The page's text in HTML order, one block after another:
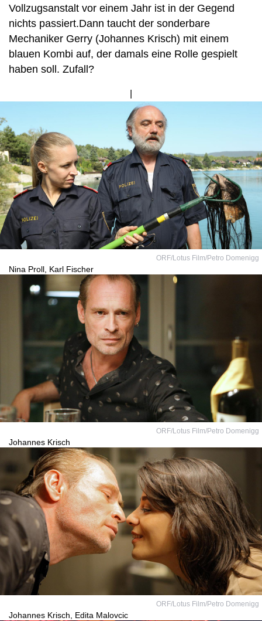
Vollzugsanstalt vor einem Jahr ist in der Gegend
nichts passiert.Dann taucht der sonderbare
Mechaniker Gerry (Johannes Krisch) mit einem
blauen Kombi auf, der damals eine Rolle gespielt
haben soll. Zufall?
Bild
ORF/Lotus Film/Petro Domenigg
Nina Proll, Karl Fischer
ORF/Lotus Film/Petro Domenigg
Johannes Krisch
ORF/Lotus Film/Petro Domenigg
Johannes Krisch, Edita Malovcic